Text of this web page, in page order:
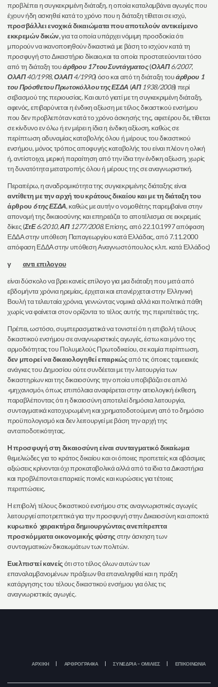
προβλέπει η συγκεκριμένη διάταξη, η οποία καταλαμβάνει αγωγές που
έχουν ήδη ασκηθεί κατά το χρόνο που η διάταξη τίθεται σε ισχύ,
προσβάλλει ενοχικά δικαιώματα που αποτελούν αντικείμενο
εκκρεμών δικών,για τα οποία υπάρχει νόμιμη προσδοκία ότι
μπορούν να ικανοποιηθούν δικαστικά με βάση το ισχύον κατά τη
προσφυγή στο Δικαστήριο δίκαιο,και τα οποία προστατεύονται τόσο
από τη διάταξη τουάρθρου 17 του Συντάγματος(ΟλΑΠ 6/2007,
ΟλΑΠ40/1998,ΟλΑΠ4/1990) όσο και από τη διάταξη τουάρθρου 1
του Πρόσθετου Πρωτοκόλλου της ΕΣΔΑ (ΑΠ1938/2008) περί
σεβασμού της περιουσίας. Και αυτό γιατί με τη συγκεκριμένη διάταξη,
αφενός, επιβαρύνεται η ένδικη αξίωση με τέλος δικαστικού ενσήμου
που δεν προβλεπόταν κατά το χρόνο άσκησής της, αφετέρου δε, τίθεται
σε κίνδυνο εν όλω ή εν μέρει η ίδια η ένδικη αξίωση, καθώς σε
περίπτωση αδυναμίας καταβολής όλου ή μέρους του δικαστικού
ενσήμου, μόνος τρόπος αποφυγής καταβολής του είναι πλέον η ολική
ή, αντίστοιχα, μερική παραίτηση από την ίδια την ένδικη αξίωση, χωρίς
τη δυνατότητα μετατροπής όλου ή μέρους της σε αναγνωριστική.
Περαιτέρω, η αναδρομικότητα της συγκεκριμένης διάταξης είναι
αντίθετη με την αρχή του κράτους δικαίου και με τη διάταξη του
άρθρου 6 της ΕΣΔΑ, καθώς με αυτήν ο νομοθέτης παρεμβαίνει στην
απονομή της δικαιοσύνης και επηρεάζει το αποτέλεσμα σε εκκρεμείς
δίκες (ΣτΕ6/2010,ΑΠ1277/2008.Επίσης, από 22.10.1997 απόφαση
ΕΔΔΑ στην υπόθεση Παπαγεωργίου κατά Ελλάδας, από 7.11.2000
απόφαση ΕΔΔΑ στην υπόθεση Αναγνωστόπουλος κλπ. κατά Ελλάδος)
γ αντι επιλογου
είναι δύσκολο να βρει κανείς επίλογο για μια διάταξη που μετά από
εβδομήντα χρόνια ηρεμίας, έρχεται και επανέρχεται στην Ελληνική
Βουλή τα τελευταία χρόνια, γεννώντας νομικά αλλά και πολιτικά πάθη
χωρίς να φαίνεται στον ορίζοντα το τέλος αυτής της περιπέτειάς της.
Πρέπει, ωστόσο, συμπερασματικά να τονιστεί ότι η επιβολή τέλους
δικαστικού ενσήμου σε αναγνωριστικές αγωγές, έστω και μόνο της
αρμοδιότητας του Πολυμελούς Πρωτοδικείου, σε καμία περίπτωση,
δεν μπορεί να δικαιολογηθεί επαρκώςαπό τις όποιες ταμειακές
ανάγκες του Δημοσίου ούτε συνδέεται με την λειτουργία των
δικαστηρίων και της δικαιοσύνης την οποία υποβιβάζει σε απλό
«μηχανισμό», όπως επιπόλαια αναφέρεται στην αιτιολογική έκθεση,
παραβλέποντας ότι η δικαιοσύνη αποτελεί δημόσια λειτουργία,
συνταγματικά κατοχυρωμένη και χρηματοδοτούμενη από το δημόσιο
προϋπολογισμό και δεν λειτουργεί με βάση την αρχή της
ανταποδοτικότητας.
Η προσφυγή στη δικαιοσύνη είναι συνταγματικό δικαίωμα
θεμελιώδες για το κράτος δικαίου και οι όποιες προπετείς και αβάσιμες
αξιώσεις κρίνονται όχι προκαταβολικά αλλά από τα ίδια τα Δικαστήρια
και προβλέπονται επαρκείς ποινές και κυρώσεις για τέτοιες
περιπτώσεις.
Η επιβολή τέλους δικαστικού ενσήμου στις αναγνωριστικές αγωγές
λειτουργεί αποτρεπτικά για την προσφυγή στην Δικαιοσύνη και αποκτά
κυρωτικό χαρακτήρα δημιουργώντας ανεπίτρεπτα
προσκόμματα οικονομικής φύσηςστην άσκηση των
συνταγματικών δικαιωμάτων των πολιτών.
Ευελπιστεί κανείςότι στο τέλος όλων αυτών των
επαναλαμβανομένων πράξεων θα επαναληφθεί και η πράξη
κατάργησης του τέλους δικαστικού ενσήμου για όλες τις
αναγνωριστικές αγωγές.
ΑΡΧΙΚΗ ΑΡΘΡΟΓΡΑΦΙΑ ΣΥΝΕΔΡΙΑ – ΟΜΙΛΙΕΣ ΕΠΙΚΟΙΝΩΝΙΑ